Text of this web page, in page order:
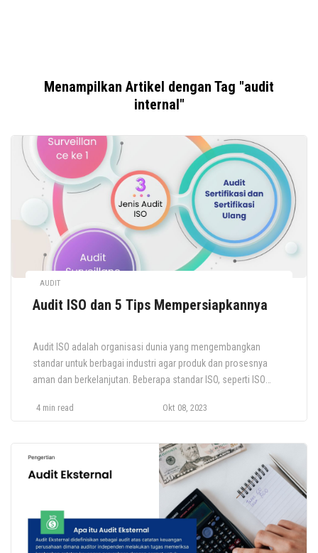
Menampilkan Artikel dengan Tag "audit
internal"
AUDIT
Audit ISO dan 5 Tips Mempersiapkannya
Audit ISO adalah organisasi dunia yang mengembangkan
standar untuk berbagai industri agar produk dan prosesnya
aman dan berkelanjutan. Beberapa standar ISO, seperti ISO
membahas audit ISO, jenis-jenis audit, dan cara
proses dimana auditor menilai sejauh mana organisasi Anda
mematuhi […]
4 min read Okt 08, 2023